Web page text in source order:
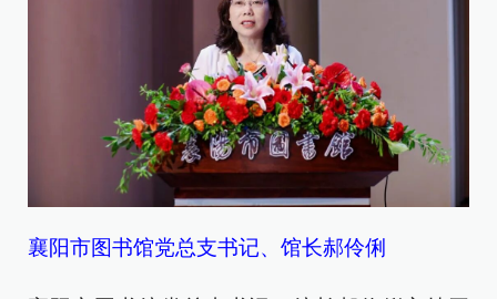
襄阳市图书馆党总支书记、馆长郝伶俐